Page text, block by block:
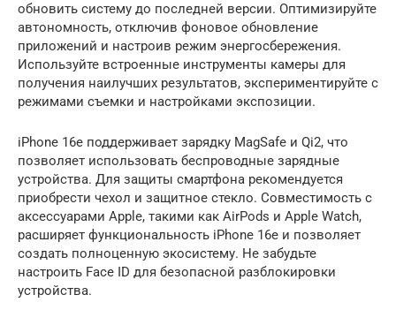
обновить систему до последней версии. Оптимизируйте
автономность, отключив фоновое обновление
приложений и настроив режим энергосбережения.
Используйте встроенные инструменты камеры для
получения наилучших результатов, экспериментируйте с
режимами съемки и настройками экспозиции.
iPhone 16e поддерживает зарядку MagSafe и Qi2, что
позволяет использовать беспроводные зарядные
устройства. Для защиты смартфона рекомендуется
приобрести чехол и защитное стекло. Совместимость с
аксессуарами Apple, такими как AirPods и Apple Watch,
расширяет функциональность iPhone 16e и позволяет
создать полноценную экосистему. Не забудьте
настроить Face ID для безопасной разблокировки
устройства.